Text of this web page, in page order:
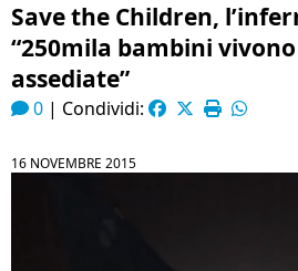
Save the Children,
“250mila bambini
assediate”
0 | Condividi:
16 NOVEMBRE 2015